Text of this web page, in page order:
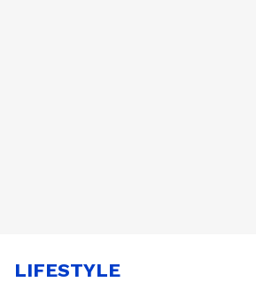
LIFESTYLE